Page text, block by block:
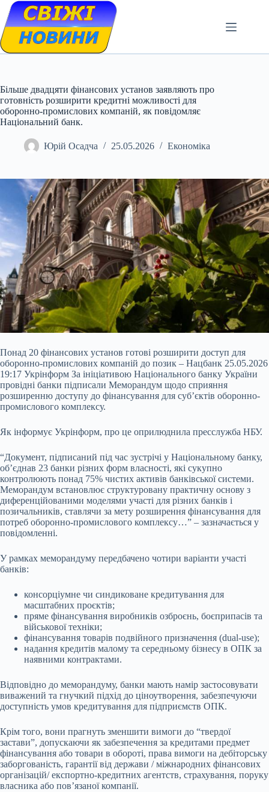
Skip
content
Більше двадцяти фінансових установ заявляють про
готовність розширити кредитні можливості для
оборонно-промислових компаній, як повідомляє
Національний банк.
Юрій Осадча 25.05.2026 Економіка
Понад 20 фінансових установ готові розширити доступ для
оборонно-промислових компаній до позик – Нацбанк 25.05.2026
19:17 Укрінформ За ініціативою Національного банку України
провідні банки підписали Меморандум щодо сприяння
розширенню доступу до фінансування для суб’єктів оборонно-
промислового комплексу.
Як інформує Укрінформ, про це оприлюднила пресслужба НБУ.
“Документ, підписаний під час зустрічі у Національному банку,
об’єднав 23 банки різних форм власності, які сукупно
контролюють понад 75% чистих активів банківської системи.
Меморандум встановлює структуровану практичну основу з
диференційованими моделями участі для різних банків і
позичальників, ставлячи за мету розширення фінансування для
потреб оборонно-промислового комплексу…” – зазначається у
повідомленні.
У рамках меморандуму передбачено чотири варіанти участі
банків:
консорціумне чи синдиковане кредитування для
масштабних проєктів;
пряме фінансування виробників озброєнь, боєприпасів та
військової техніки;
фінансування товарів подвійного призначення (dual-use);
надання кредитів малому та середньому бізнесу в ОПК за
наявними контрактами.
Відповідно до меморандуму, банки мають намір застосовувати
виважений та гнучкий підхід до ціноутворення, забезпечуючи
доступність умов кредитування для підприємств ОПК.
Крім того, вони прагнуть зменшити вимоги до “твердої
застави”, допускаючи як забезпечення за кредитами предмет
фінансування або товари в обороті, права вимоги на дебіторську
заборгованість, гарантії від держави / міжнародних фінансових
організацій/ експортно-кредитних агентств, страхування, поруку
власника або пов’язаної компанії.